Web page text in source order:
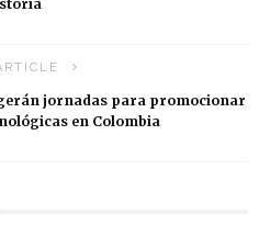
jornadas para promocionar
en Colombia